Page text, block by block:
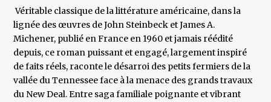
Véritable classique de la littérature américaine, dans la
lignée des œuvres de John Steinbeck et James A.
Michener, publié en France en 1960 et jamais réédité
depuis, ce roman puissant et engagé, largement inspiré
de faits réels, raconte le désarroi des petits fermiers de la
vallée du Tennessee face à la menace des grands travaux
du New Deal. Entre saga familiale poignante et vibrant